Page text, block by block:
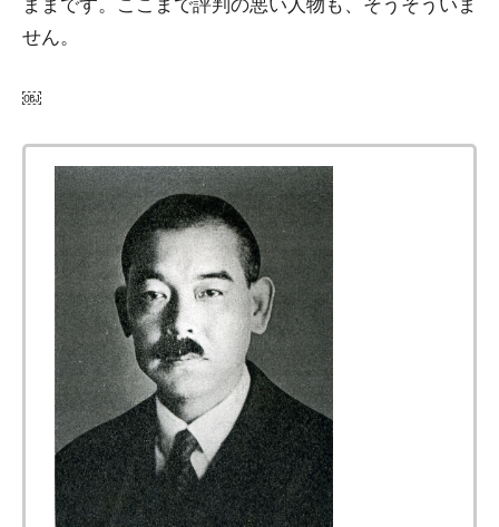
ままです。ここまで評判の悪い人物も、そうそういま
せん。
￼